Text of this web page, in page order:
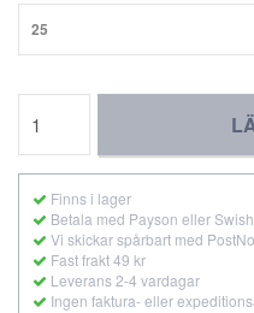
25
Finns i lager
Betala med Payson eller Swish
Vi skickar spårbart med
Fast frakt 49 kr
Leverans 2-4 vardagar
Ingen faktura- eller